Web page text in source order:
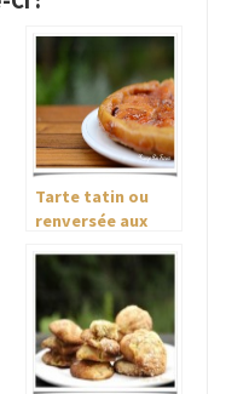
Tarte tatin ou
renversée aux